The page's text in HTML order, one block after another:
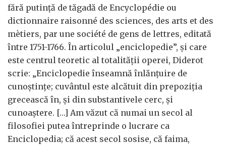
fără putință de tăgadă de Encyclopédie ou
dictionnaire raisonné des sciences, des arts et des
mètiers, par une société de gens de lettres, editată
între 1751-1766. În articolul „enciclopedie”, și care
este centrul teoretic al totalității operei, Diderot
scrie: „Enciclopedie înseamnă înlănțuire de
cunoștințe; cuvântul este alcătuit din prepoziția
grecească în, și din substantivele cerc, și
cunoaștere. […] Am văzut că numai un secol al
filosofiei putea întreprinde o lucrare ca
Enciclopedia; că acest secol sosise, că faima,